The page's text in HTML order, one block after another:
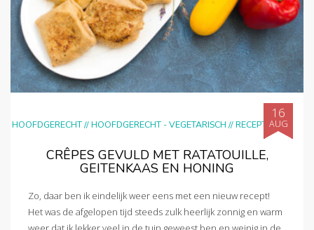
HOOFDGERECHT//HOOFDGERECHT - VEGETARISCH //RECEPTEN
16
AUG
CRÊPES GEVULD MET RATATOUILLE,
GEITENKAAS EN HONING
Zo, daar ben ik eindelijk weer eens met een nieuw recept!
Het was de afgelopen tijd steeds zulk heerlijk zonnig en warm